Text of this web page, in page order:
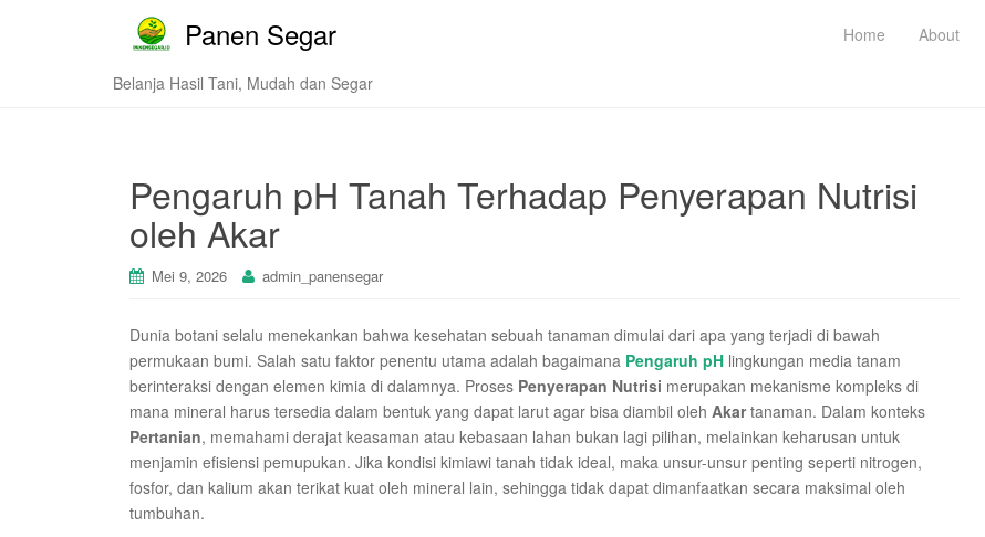
Panen Segar
Belanja Hasil Tani, Mudah dan Segar
Home About
Pengaruh pH Tanah Terhadap Penyerapan Nutrisi
oleh Akar
Mei 9, 2026 admin_panensegar
Dunia botani selalu menekankan bahwa kesehatan sebuah tanaman dimulai dari apa yang terjadi di bawah
permukaan bumi. Salah satu faktor penentu utama adalah bagaimana Pengaruh pH lingkungan media tanam
berinteraksi dengan elemen kimia di dalamnya. Proses Penyerapan Nutrisi merupakan mekanisme kompleks di
mana mineral harus tersedia dalam bentuk yang dapat larut agar bisa diambil oleh Akartanaman. Dalam konteks
Pertanian, memahami derajat keasaman atau kebasaan lahan bukan lagi pilihan, melainkan keharusan untuk
menjamin efisiensi pemupukan. Jika kondisi kimiawi tanah tidak ideal, maka unsur-unsur penting seperti nitrogen,
fosfor, dan kalium akan terikat kuat oleh mineral lain, sehingga tidak dapat dimanfaatkan secara maksimal oleh
tumbuhan.